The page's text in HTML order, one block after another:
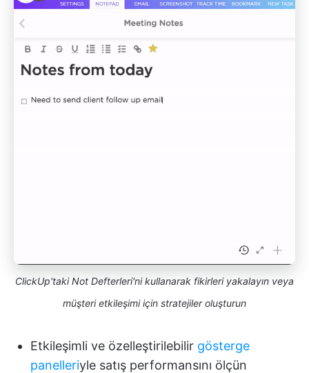
ClickUp'taki Not Defterleri'ni kullanarak fikirleri yakalayın veya
müşteri etkileşimi için stratejiler oluşturun
Etkileşimli ve özelleştirilebilir gösterge
panelleriyle satış performansını ölçün